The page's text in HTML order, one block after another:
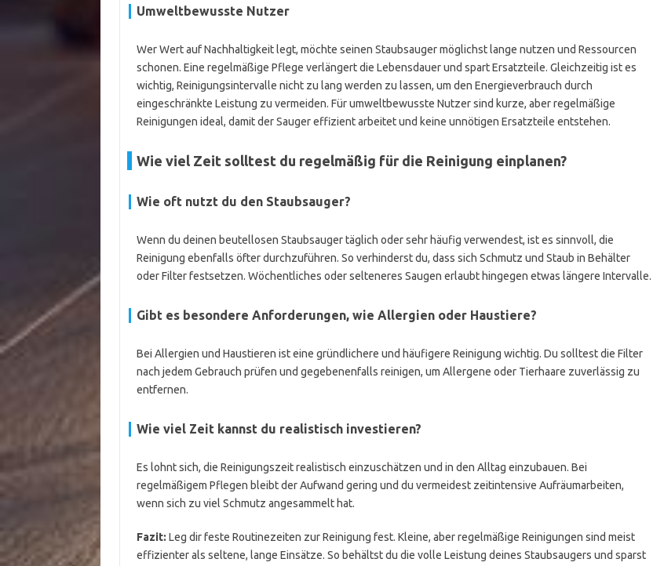
Umweltbewusste Nutzer
Wer Wert auf Nachhaltigkeit legt, möchte seinen Staubsauger möglichst lange nutzen und Ressourcen
schonen. Eine regelmäßige Pflege verlängert die Lebensdauer und spart Ersatzteile. Gleichzeitig ist es
wichtig, Reinigungsintervalle nicht zu lang werden zu lassen, um den Energieverbrauch durch
eingeschränkte Leistung zu vermeiden. Für umweltbewusste Nutzer sind kurze, aber regelmäßige
Reinigungen ideal, damit der Sauger effizient arbeitet und keine unnötigen Ersatzteile entstehen.
Wie viel Zeit solltest du regelmäßig für die Reinigung einplanen?
Wie oft nutzt du den Staubsauger?
Wenn du deinen beutellosen Staubsauger täglich oder sehr häufig verwendest, ist es sinnvoll, die
Reinigung ebenfalls öfter durchzuführen. So verhinderst du, dass sich Schmutz und Staub in Behälter
oder Filter festsetzen. Wöchentliches oder selteneres Saugen erlaubt hingegen etwas längere Intervalle.
Gibt es besondere Anforderungen, wie Allergien oder Haustiere?
Bei Allergien und Haustieren ist eine gründlichere und häufigere Reinigung wichtig. Du solltest die Filter
nach jedem Gebrauch prüfen und gegebenenfalls reinigen, um Allergene oder Tierhaare zuverlässig zu
entfernen.
Wie viel Zeit kannst du realistisch investieren?
Es lohnt sich, die Reinigungszeit realistisch einzuschätzen und in den Alltag einzubauen. Bei
regelmäßigem Pflegen bleibt der Aufwand gering und du vermeidest zeitintensive Aufräumarbeiten,
wenn sich zu viel Schmutz angesammelt hat.
Fazit: Leg dir feste Routinezeiten zur Reinigung fest. Kleine, aber regelmäßige Reinigungen sind meist
effizienter als seltene, lange Einsätze. So behältst du die volle Leistung deines Staubsaugers und sparst